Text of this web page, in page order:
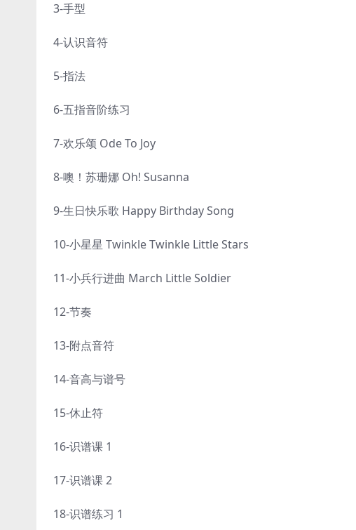
3-手型
4-认识音符
5-指法
6-五指音阶练习
7-欢乐颂 Ode To Joy
8-噢！苏珊娜 Oh! Susanna
9-生日快乐歌 Happy Birthday Song
10-小星星 Twinkle Twinkle Little Stars
11-小兵行进曲 March Little Soldier
12-节奏
13-附点音符
14-音高与谱号
15-休止符
16-识谱课 1
17-识谱课 2
18-识谱练习 1